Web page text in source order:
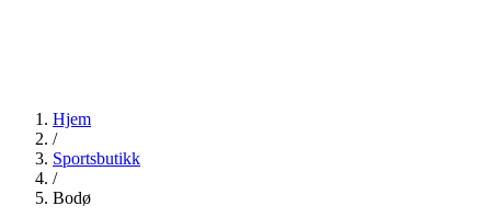
Hjem
/
Sportsbutikk
/
Bodø